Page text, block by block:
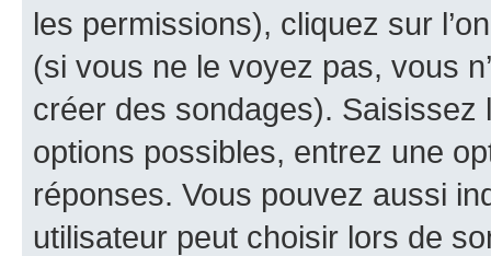
les permissions), cliquez sur
(si vous ne le voyez pas, vous
créer des sondages).
options possibles, entrez une
réponses. Vous pouvez aussi
utilisateur peut choisir lors de